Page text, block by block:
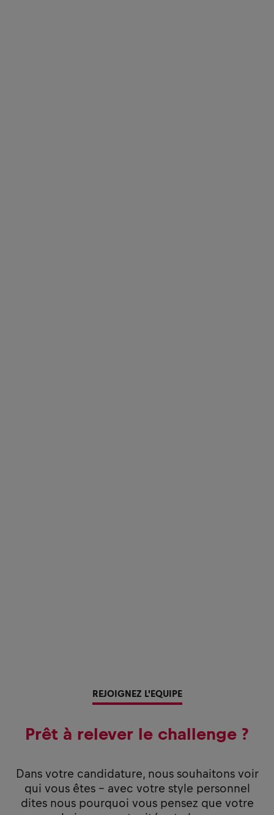
REJOIGNEZ L'EQUIPE
Prêt à relever le challenge ?
Dans votre candidature, nous souhaitons voir
qui vous êtes - avec votre style personnel
dites nous pourquoi vous pensez que votre